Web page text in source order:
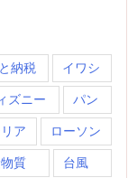
納税 イワシ
ズニー パン
ア ローソン
質 台風